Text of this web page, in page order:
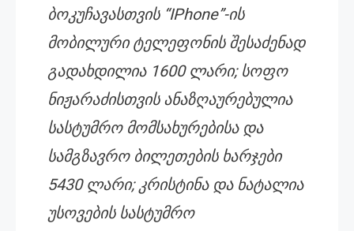
ბოკუჩავასთვის “IPhone”-ის
მობილური ტელეფონის შესაძენად
გადახდილია 1600 ლარი; სოფო
ნიჟარაძისთვის ანაზღაურებულია
სასტუმრო მომსახურებისა და
სამგზავრო ბილეთების ხარჯები
5430 ლარი; კრისტინა და ნატალია
უსოვების სასტუმრო